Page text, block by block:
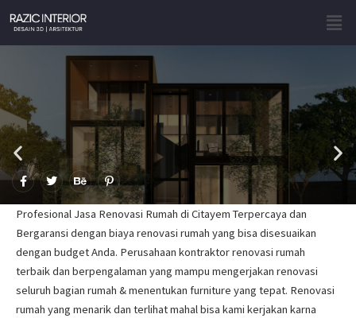
content
F
a
e
b
o
k
f
T
w
t
t
e
B
e
h
a
n
c
P
i
n
t
e
r
s
-
p
Profesional Jasa Renovasi Rumah di Citayem Terpercaya dan
Bergaransi dengan biaya renovasi rumah yang bisa disesuaikan
dengan budget Anda. Perusahaan kontraktor renovasi rumah
terbaik dan berpengalaman yang mampu mengerjakan renovasi
seluruh bagian rumah & menentukan furniture yang tepat. Renovasi
rumah yang menarik dan terlihat mahal bisa kami kerjakan karna